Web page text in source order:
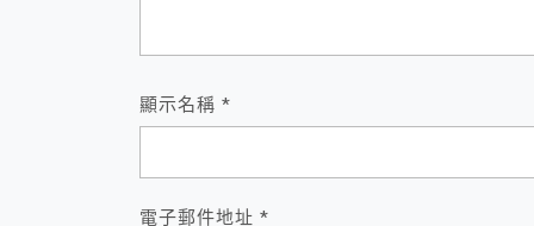
顯示名稱 *
電子郵件地址 *